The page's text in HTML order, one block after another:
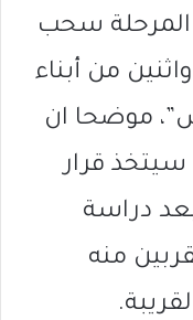
المرحلة سحب
من أبناء
موضحا ان
سيتخذ قرار
دراسة
منه